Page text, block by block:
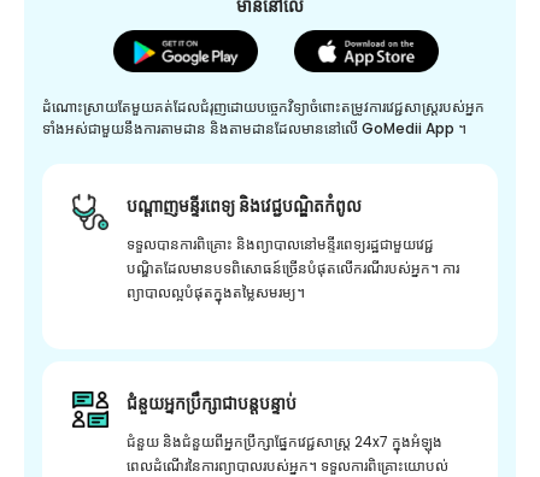
មាននៅលើ
ដំណោះស្រាយតែមួយគត់ដែលជំរុញដោយបច្ចេកវិទ្យាចំពោះតម្រូវការវេជ្ជសាស្រ្តរបស់អ្នក
ទាំងអស់ជាមួយនឹងការតាមដាន និងតាមដានដែលមាននៅលើ GoMedii App ។
បណ្តាញមន្ទីរពេទ្យ និងវេជ្ជបណ្ឌិតកំពូល
ទទួលបានការពិគ្រោះ និងព្យាបាលនៅមន្ទីរពេទ្យរដ្ឋជាមួយវេជ្ជ
បណ្ឌិតដែលមានបទពិសោធន៍ច្រើនបំផុតលើករណីរបស់អ្នក។ ការ
ព្យាបាលល្អបំផុតក្នុងតម្លៃសមរម្យ។
ជំនួយអ្នកប្រឹក្សាជាបន្តបន្ទាប់
ជំនួយ និងជំនួយពីអ្នកប្រឹក្សាផ្នែកវេជ្ជសាស្រ្ត 24x7 ក្នុងអំឡុង
ពេលដំណើរនៃការព្យាបាលរបស់អ្នក។ ទទួលការពិគ្រោះយោបល់